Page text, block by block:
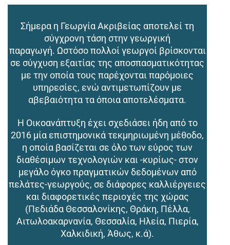
Σήμερα η Γεωργία Ακριβείας αποτελεί τη
σύγχρονη τάση στην γεωργική
παραγωγή. Ωστόσο πολλοί γεωργοί βρίσκονται
σε σύγχυση εξαιτίας της αποσπασματικότητας
με την οποία τους παρέχονται παρόμοιες
υπηρεσίες, ενώ αντιμετωπίζουν με
αβεβαιότητα τα όποια αποτελέσματα.
Η Οικοανάπτυξη έχει σχεδιάσει ήδη από το
2016 μία επιστημονικά τεκμηριωμένη μέθοδο,
η οποία βασίζεται σε όλο των εύρος των
διαθέσιμων τεχνολογιών και -κυρίως- στον
μεγάλο όγκο πραγματικών δεδομένων από
πελάτες-γεωργούς, σε διάφορες καλλιέργειες
και διαφορετικές περιοχές της χώρας
(Πεδιάδα Θεσσαλονίκης, Θράκη, Πέλλα,
Αιτωλοακαρνανία, Θεσσαλία, Ηλεία, Πιερία,
Χαλκιδική, Άθως, κ.ά).